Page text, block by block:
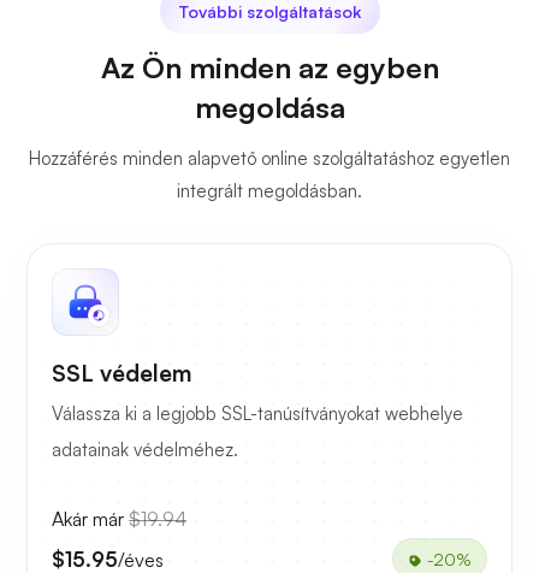
További szolgáltatások
Az Ön minden az egyben
megoldása
Hozzáférés minden alapvető online szolgáltatáshoz egyetlen
integrált megoldásban.
SSL védelem
Válassza ki a legjobb SSL-tanúsítványokat webhelye
adatainak védelméhez.
Akár már $19.94
$15.95/éves -20%